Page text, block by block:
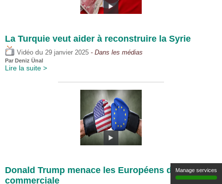
La Turquie veut aider à reconstruire la Syrie
Vidéo du 29 janvier 2025 - Dans les médias
Par Deniz Ünal
Lire la suite >
Donald Trump menace les Européens de guerre
commerciale
Manage services